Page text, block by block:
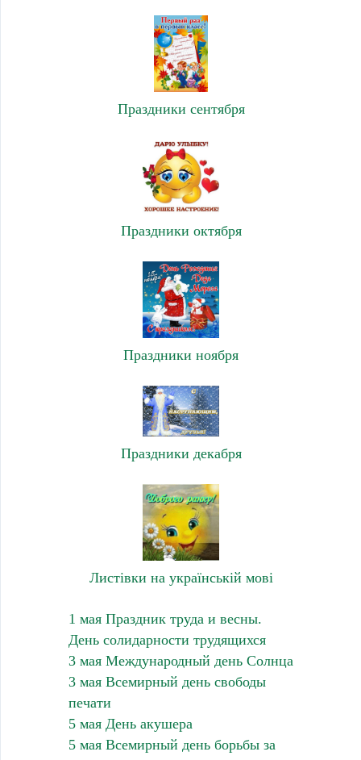
Праздники сентября
Праздники октября
Праздники ноября
Праздники декабря
Листівки на українській мові
1 мая Праздник труда и весны.
День солидарности трудящихся
3 мая Международный день Солнца
3 мая Всемирный день свободы
печати
5 мая День акушера
5 мая Всемирный день борьбы за